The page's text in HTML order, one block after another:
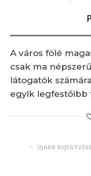
A város fölé
csak ma
látogatók
egyik legfestőibb
ÚJABB